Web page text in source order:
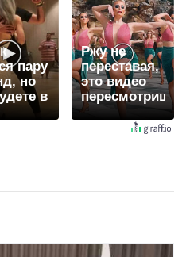
пару
но
в
Ржу не
переставая,
это видео
пересмотришь
не раз